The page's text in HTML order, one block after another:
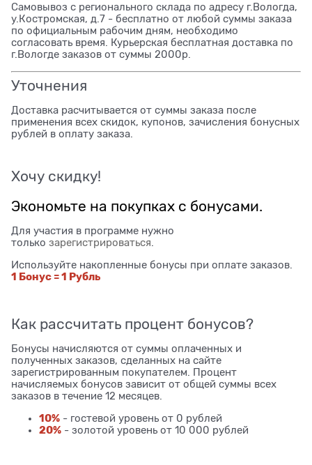
Самовывоз с регионального склада по адресу г.Вологда,
у.Костромская, д.7 - бесплатно от любой суммы заказа
по официальным рабочим дням, необходимо
согласовать время. Курьерская бесплатная доставка по
г.Вологде заказов от суммы 2000р.
Уточнения
Доставка расчитывается от суммы заказа после
применения всех скидок, купонов, зачисления бонусных
рублей в оплату заказа.
Хочу скидку!
Экономьте на покупках с бонусами.
Для участия в программе нужно
только зарегистрироваться.
Используйте накопленные бонусы при оплате заказов.
1 Бонус = 1 Рубль
Как рассчитать процент бонусов?
Бонусы начисляются от суммы оплаченных и
полученных заказов, сделанных на сайте
зарегистрированным покупателем. Процент
начисляемых бонусов зависит от общей суммы всех
заказов в течение 12 месяцев.
10% - гостевой уровень от 0 рублей
20% - золотой уровень от 10 000 рублей